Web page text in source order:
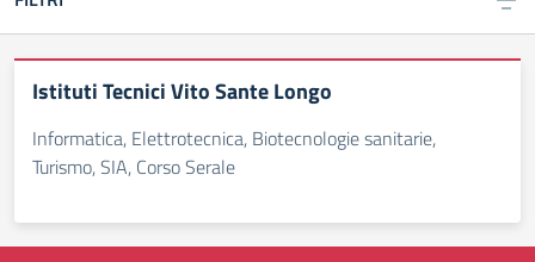
Istituti Tecnici Vito Sante Longo
Informatica, Elettrotecnica, Biotecnologie sanitarie,
Turismo, SIA, Corso Serale